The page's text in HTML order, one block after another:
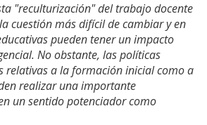
"reculturización" del trabajo docente
cuestión más difícil de cambiar y en
pueden tener un impacto
No obstante, las políticas
relativas a la formación inicial como a
realizar una importante
un sentido potenciador como